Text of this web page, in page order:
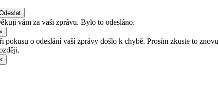
vám za vaši zprávu. Bylo to odesláno.
pokusu o odeslání vaší zprávy došlo k chybě. Prosím zkuste to